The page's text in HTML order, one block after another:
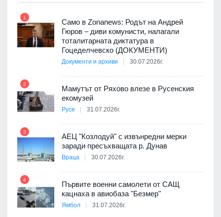
1
Само в Zonanews: Родът на Андрей
Гюров – диви комунисти, налагали
тоталитарната диктатура в
Гоцеделчевско (ДОКУМЕНТИ)
Документи и архиви 30.07.2026г.
2
Мамутът от Ряхово влезе в Русенския
екомузей
Русе 31.07.2026г.
3
АЕЦ "Козлодуй" с извънредни мерки
заради пресъхващата р. Дунав
Враца 30.07.2026г.
4
Първите военни самолети от САЩ
кацнаха в авиобаза "Безмер"
Ямбол 31.07.2026г.